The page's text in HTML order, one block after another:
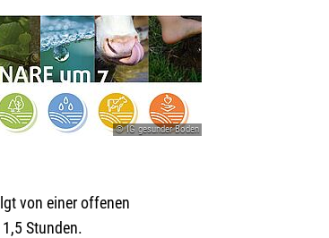
© IG gesunder Boden
von einer offenen
Stunden.